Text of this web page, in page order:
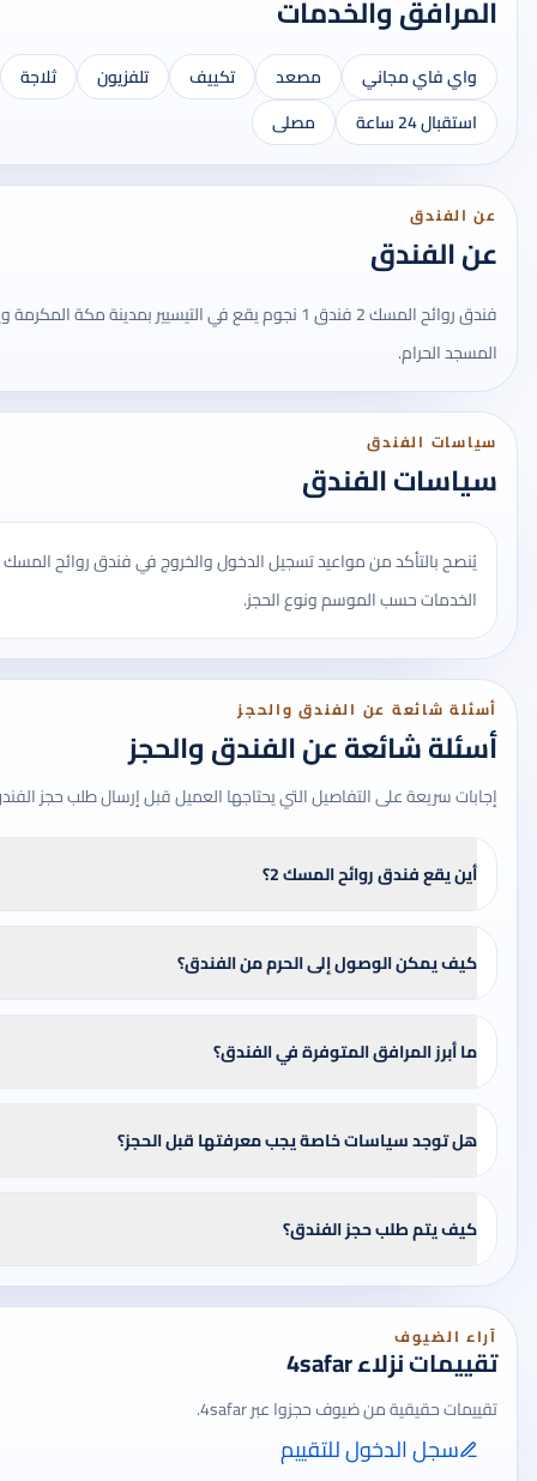
المرافق والخدمات
واي فاي مجاني مصعد تكييف تلفزيون
ثلاجة
استقبال 24 ساعة
مصلى
عن الفندق
عن الفندق
فندق روائح المسك 2 فندق 1 نجوم يقع في التيسيير بمدينة
المسجد الحرام.
سياسات الفندق
سياسات الفندق
الخدمات حسب الموسم ونوع الحجز.
أسئلة شائعة عن الفندق والحجز
أسئلة شائعة عن الفندق والحجز
إجابات سريعة على التفاصيل التي يحتاجها العميل قبل إرسال طلب حجز
أين يقع فندق روائح المسك 2؟
كيف يمكن الوصول إلى الحرم من الفندق؟
ما أبرز المرافق المتوفرة في الفندق؟
هل توجد سياسات خاصة يجب معرفتها قبل الحجز؟
كيف يتم طلب حجز الفندق؟
آراء الضيوف
تقييمات نزلاء 4safar
تقييمات حقيقية من ضيوف حجزوا عبر 4safar.
سجل الدخول للتقييم